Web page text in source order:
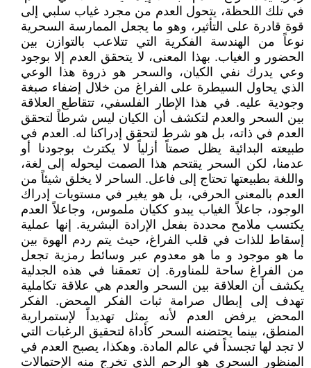
في تلك اللحظة، يتحول العدم من مجرد غياب سلبي إلى
قوة قادرة على التأثير، وهو ما يجعل الممارسة السحرية
نوعاً من الهندسة الفكرية التي تتلاعب بالتوازن بين
الحضور و الغياب. بهذا المعنى، لا يتحقق العدم إلا بوجود
وعي يدرك نفي الكيان، والسحر هو ذروة هذا الوعي
الذي يحاول السيطرة على الفراغ من خلال إضفاء صبغة
وجودية عليه. في هذا الإطار الفلسفي، تتقاطع العلاقة
بين السحر والعدم لتكشف أن الكيان ليس شرطاً لتحقق
العدم في ذاته، بل هو شرط لتحقق إدراكنا له. العدم في
طبيعته البدائية يظل صمتاً أزلياً لا يكترث بوجودنا أو
عدمنا، لكن السحر يقتحم هذا الصمت ليحوله إلى لغة،
واللغة بطبيعتها تحتاج إلى فاعل. الساحر لا يخلق شيئاً من
العدم بالمعنى الحرفي، بل هو يغير في مستويات إدراك
الوجود، جاعلاً الغياب يبدو ككيان ملموس، وجاعلاً العدم
يكتسب ملامح محددة بفعل الإرادة البشرية. إنها عملية
إسقاط للذات في قلب الفراغ، حيث يتم ردم الهوة بين
ما هو موجود و ما هو معدوم عبر وسائط رمزية تجعل
من الفراغ ساحة للمناورة. إن تعمقنا في هذه الجدلية
يكشف أن العلاقة بين السحر والعدم هي علاقة تكاملية
تهدف إلى إبطال صرامة ثبات الفكر المحض. الفكر
المحض يرفض العدم لأنه يمثل تهديداً لإستمرارية
المنطق، بينما يحتضنه السحر كأداة لتحقيق الرغبات التي
لا تجد لها تجسداً في عالم المادة. وهكذا، يصبح العدم في
المنظور السحري هو الرحم الذي تخرج منه الإحتمالات